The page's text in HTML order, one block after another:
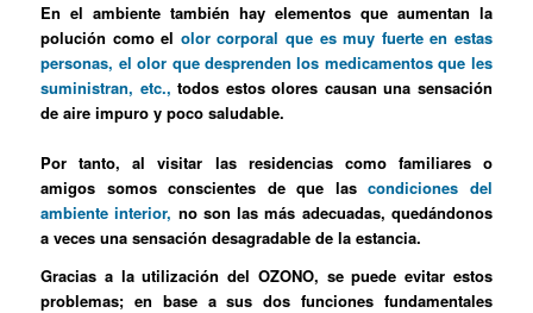
En el ambiente también hay elementos que aumentan la
polución como el olor corporal que es muy fuerte en estas
personas, el olor que desprenden los medicamentos que les
suministran, etc., todos estos olores causan una sensación
de aire impuro y poco saludable.
Por tanto, al visitar las residencias como familiares o
amigos somos conscientes de que lascondiciones del
ambiente interior, no son las más adecuadas, quedándonos
a veces una sensación desagradable de la estancia.
Gracias a la utilización del OZONO, se puede evitar estos
problemas; en base a sus dos funciones fundamentales